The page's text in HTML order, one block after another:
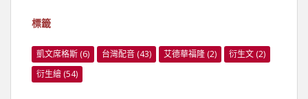
標籤
凱文席格斯 (6) 台灣配音 (43) 艾德華福隆 (2) 衍生文 (2)
衍生繪 (54)